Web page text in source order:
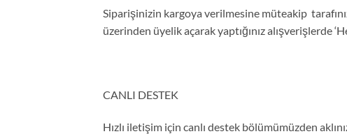
Siparişinizin kargoya verilmesine müteakip
üzerinden üyelik açarak yaptığınız alışverişlerde
CANLI DESTEK
Hızlı iletişim için canlı destek bölümümüzden